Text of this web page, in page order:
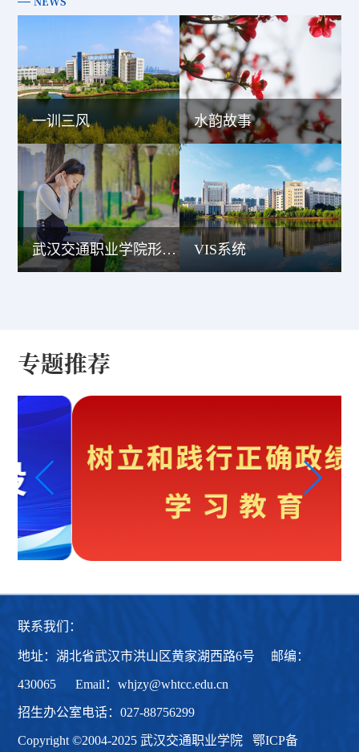
一训三风 水韵故事
武汉交通职业学院形象宣传片 VIS系统
专题推荐
联系我们：
地址：湖北省武汉市洪山区黄家湖西路6号 邮编：
430065 Email：whjzy@whtcc.edu.cn
招生办公室电话：027-88756299
Copyright ©2004-2025 武汉交通职业学院鄂ICP备